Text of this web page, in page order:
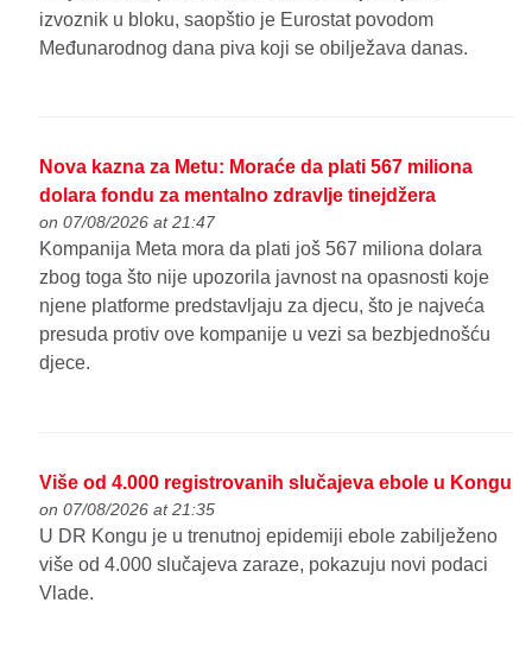
izvoznik u bloku, saopštio je Eurostat povodom
Međunarodnog dana piva koji se obilježava danas.
Nova kazna za Metu: Moraće da plati 567 miliona
dolara fondu za mentalno zdravlje tinejdžera
on 07/08/2026 at 21:47
Kompanija Meta mora da plati još 567 miliona dolara
zbog toga što nije upozorila javnost na opasnosti koje
njene platforme predstavljaju za djecu, što je najveća
presuda protiv ove kompanije u vezi sa bezbjednošću
djece.
Više od 4.000 registrovanih slučajeva ebole u Kongu
on 07/08/2026 at 21:35
U DR Kongu je u trenutnoj epidemiji ebole zabilježeno
više od 4.000 slučajeva zaraze, pokazuju novi podaci
Vlade.